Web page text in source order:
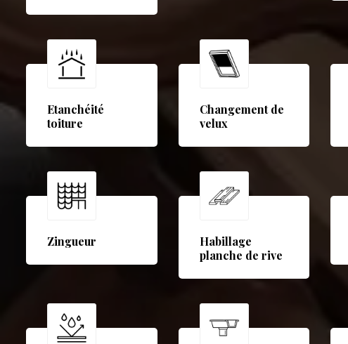
Etanchéité
toiture
Changement de
velux
Zingueur
Habillage
planche de rive